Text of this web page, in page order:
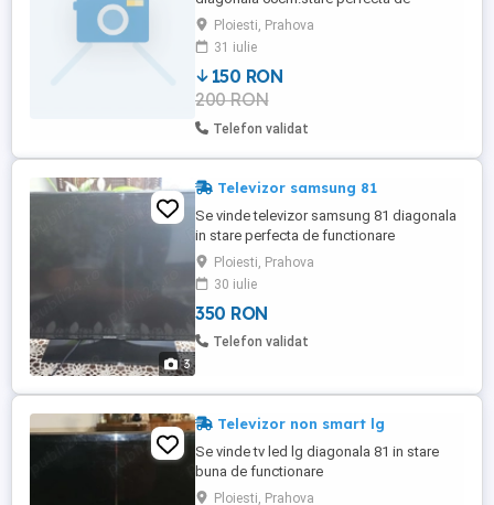
funcționare, puțin folosit.
Ploiesti, Prahova
31 iulie
150 RON
200 RON
Telefon validat
3
Televizor samsung 81
Se vinde televizor samsung 81 diagonala
in stare perfecta de functionare
Ploiesti, Prahova
30 iulie
350 RON
Telefon validat
Televizor non smart lg
Se vinde tv led lg diagonala 81 in stare
buna de functionare
Ploiesti, Prahova